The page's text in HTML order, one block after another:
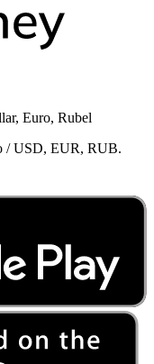
Euro, Rubel
/ USD, EUR, RUB.